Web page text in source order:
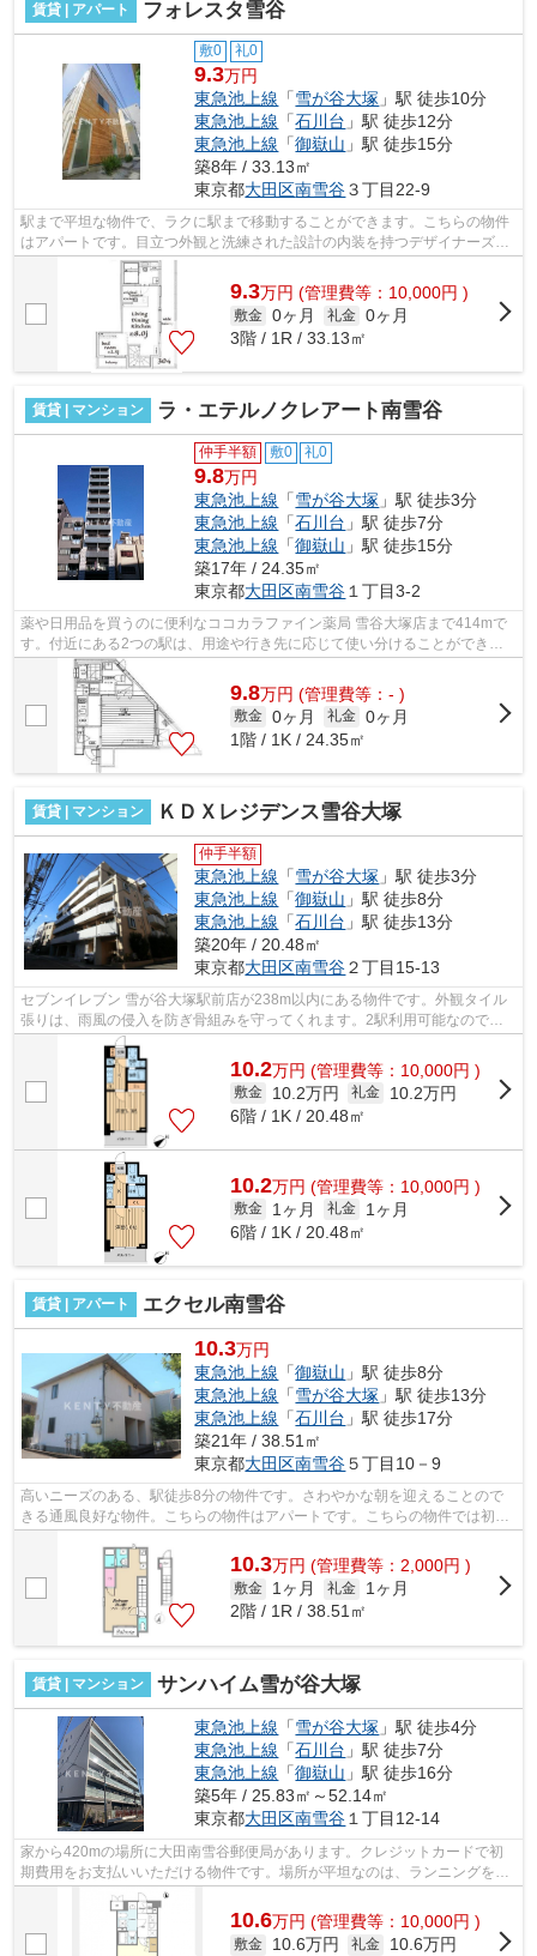
賃貸 | アパート フォレスタ雪谷
敷0 礼0
9.3万円
東急池上線 「雪が谷大塚 」駅 徒歩10分
東急池上線 「石川台 」駅 徒歩12分
東急池上線 「御嶽山 」駅 徒歩15分
築8年 / 33.13㎡
東京都大田区南雪谷３丁目22-9
駅まで平坦な物件で、ラクに駅まで移動することができます。こちらの物件
はアパートです。目立つ外観と洗練された設計の内装を持つデザイナーズ。
アレルギー予防に適した、通気性の良...
9.3万円 (管理費等：10,000円 )
敷金 0ヶ月 礼金 0ヶ月
3階 / 1R / 33.13㎡
賃貸 | マンション ラ・エテルノクレアート南雪谷
仲手半額 敷0 礼0
9.8万円
東急池上線 「雪が谷大塚 」駅 徒歩3分
東急池上線 「石川台 」駅 徒歩7分
東急池上線 「御嶽山 」駅 徒歩15分
築17年 / 24.35㎡
東京都大田区南雪谷１丁目3-2
薬や日用品を買うのに便利なココカラファイン薬局 雪谷大塚店まで414mで
す。付近にある2つの駅は、用途や行き先に応じて使い分けることができま
す。建物の共用部にゴミ置き場があるの...
9.8万円 (管理費等：- )
敷金 0ヶ月 礼金 0ヶ月
1階 / 1K / 24.35㎡
賃貸 | マンション ＫＤＸレジデンス雪谷大塚
仲手半額
東急池上線 「雪が谷大塚 」駅 徒歩3分
東急池上線 「御嶽山 」駅 徒歩8分
東急池上線 「石川台 」駅 徒歩13分
築20年 / 20.48㎡
東京都大田区南雪谷２丁目15-13
セブンイレブン 雪が谷大塚駅前店が238m以内にある物件です。外観タイル
張りは、雨風の侵入を防ぎ骨組みを守ってくれます。2駅利用可能なので、
用途や行き先に応じて経路を選択できま...
10.2万円 (管理費等：10,000円 )
敷金 10.2万円 礼金
10.2万円
6階 / 1K / 20.48㎡
10.2万円 (管理費等：10,000円 )
敷金 1ヶ月 礼金
1ヶ月
6階 / 1K / 20.48㎡
賃貸 | アパート エクセル南雪谷
10.3万円
東急池上線 「御嶽山 」駅 徒歩8分
東急池上線 「雪が谷大塚 」駅 徒歩13分
東急池上線 「石川台 」駅 徒歩17分
築21年 / 38.51㎡
東京都大田区南雪谷５丁目10－9
高いニーズのある、駅徒歩8分の物件です。さわやかな朝を迎えることので
きる通風良好な物件。こちらの物件はアパートです。こちらの物件では初期
費用をカードでお支払いいただけます。...
10.3万円 (管理費等：2,000円 )
敷金 1ヶ月 礼金
1ヶ月
2階 / 1R / 38.51㎡
賃貸 | マンション サンハイム雪が谷大塚
東急池上線 「雪が谷大塚 」駅 徒歩4分
東急池上線 「石川台 」駅 徒歩7分
東急池上線 「御嶽山 」駅 徒歩16分
築5年 / 25.83㎡～52.14㎡
東京都大田区南雪谷 １丁目12-14
家から420mの場所に大田南雪谷郵便局があります。クレジットカードで初
期費用をお支払いいただける物件です。場所が平坦なのは、ランニングをす
る上で抑えたいポイントですね。徒歩4分...
10.6万円 (管理費等：10,000円 )
敷金 10.6万円 礼金
10.6万円